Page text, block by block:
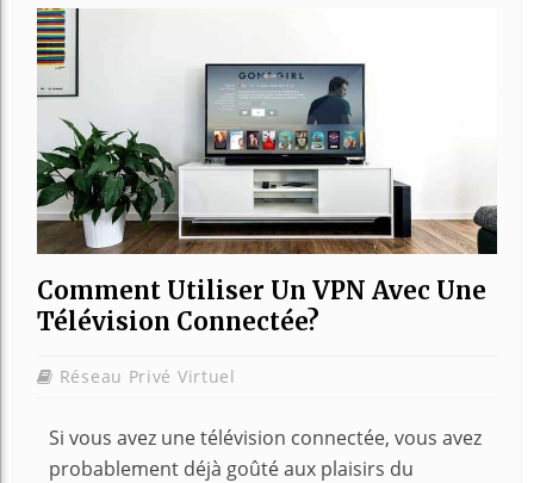
Comment Utiliser Un VPN Avec Une
Télévision Connectée?
Réseau Privé Virtuel
Si vous avez une télévision connectée, vous avez
probablement déjà goûté aux plaisirs du